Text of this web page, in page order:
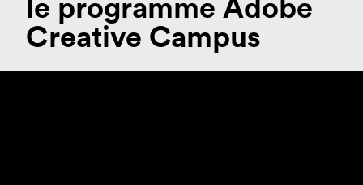
Creative Campus